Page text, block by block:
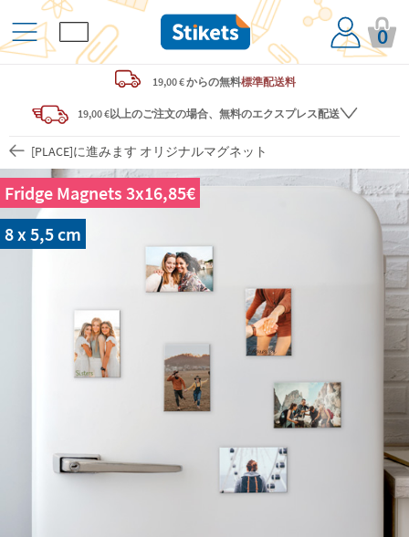
0
19,00 € からの無料標準配送料
19,00 €以上のご注文の場合、無料のエクスプレス配送
[PLACE]に進みます オリジナルマグネット
Fridge Magnets 3x16,85€
8 x 5,5 cm